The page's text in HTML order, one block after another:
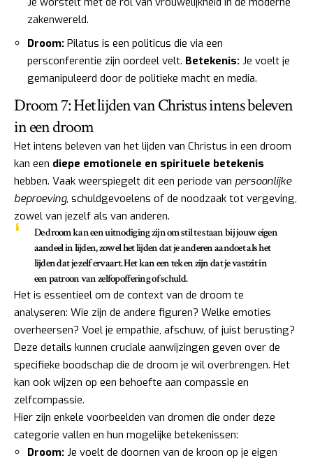
zakenwereld.
Droom: Pilatus is een politicus die via een
persconferentie zijn oordeel velt. Betekenis: Je voelt je
gemanipuleerd door de politieke macht en media.
Droom 7: Het lijden van Christus intens beleven
in een droom
Het intens beleven van het lijden van Christus in een droom
kan een diepe emotionele en spirituele betekenis
hebben. Vaak weerspiegelt dit een periode van persoonlijke
beproeving, schuldgevoelens of de noodzaak tot vergeving,
zowel van jezelf als van anderen.
De droom kan een uitnodiging zijn om stil te staan bij jouw eigen
aandeel in lijden, zowel het lijden dat je anderen aandoet als het
lijden dat je zelf ervaart. Het kan een teken zijn dat je vastzit in
een patroon van zelfopoffering of schuld.
Het is essentieel om de context van de droom te
analyseren: Wie zijn de andere figuren? Welke emoties
overheersen? Voel je empathie, afschuw, of juist berusting?
Deze details kunnen cruciale aanwijzingen geven over de
specifieke boodschap die de droom je wil overbrengen. Het
kan ook wijzen op een behoefte aan compassie en
zelfcompassie.
Hier zijn enkele voorbeelden van dromen die onder deze
categorie vallen en hun mogelijke betekenissen:
Droom: Je voelt de doornen van de kroon op je eigen